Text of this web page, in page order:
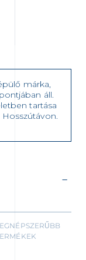
márka,
áll.
tartása